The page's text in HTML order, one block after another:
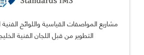
مشاريع المواصفات القياسية واللوائح
التطوير من قبل اللجان الفنية